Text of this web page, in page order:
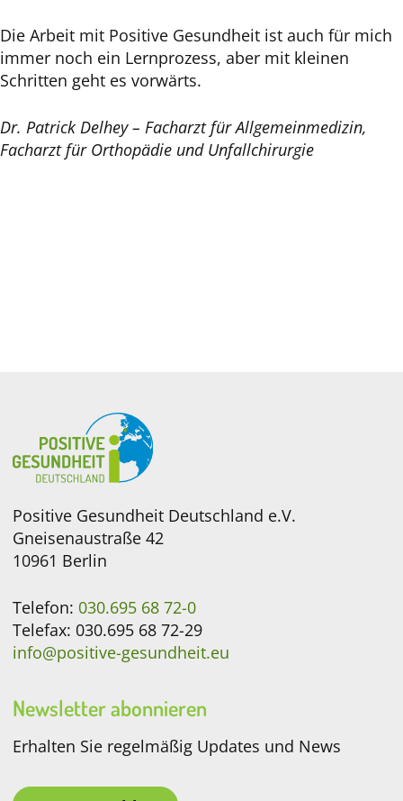
Die Arbeit mit Positive Gesundheit ist auch für mich
immer noch ein Lernprozess, aber mit kleinen
Schritten geht es vorwärts.
Dr. Patrick Delhey – Facharzt für Allgemeinmedizin,
Facharzt für Orthopädie und Unfallchirurgie
Positive Gesundheit Deutschland e.V.
Gneisenaustraße 42
10961 Berlin
Telefon: 030.695 68 72-0
Telefax: 030.695 68 72-29
info@positive-gesundheit.eu
Newsletter abonnieren
Erhalten Sie regelmäßig Updates und News